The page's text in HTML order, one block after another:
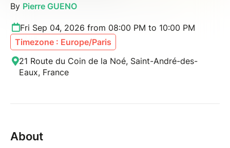
By Pierre GUENO
Fri Sep 04, 2026 from 08:00 PM to 10:00 PM
Timezone : Europe/Paris
21 Route du Coin de la Noé, Saint-André-des-
Eaux, France
About